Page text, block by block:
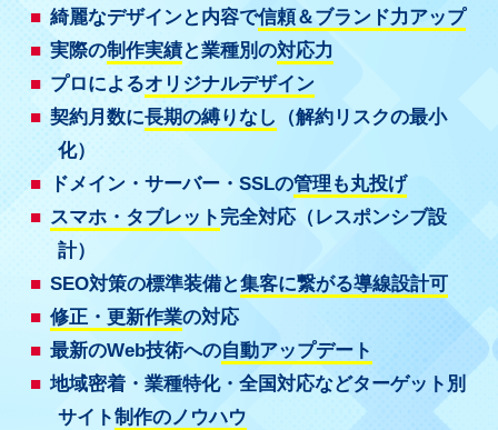
綺麗なデザインと内容で信頼＆ブランド力アップ
実際の制作実績と業種別の対応力
プロによるオリジナルデザイン
契約月数に長期の縛りなし
（解約リスクの最小
化）
ドメイン・サーバー・SSLの管理も丸投げ
スマホ・タブレット 完全対応（レスポンシブ設
計）
SEO対策の標準装備と集客に繋がる導線設計可
修正・更新作業の対応
最新のWeb技術への自動アップデート
地域密着・業種特化・全国対応などターゲット別
サイト制作のノウハウ